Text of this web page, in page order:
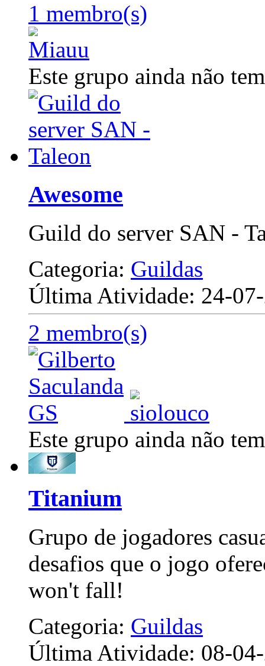
1 membro(s)
Este grupo ainda não
Awesome
Guild do server SAN -
Categoria: Guildas
Última Atividade: 24-
2 membro(s)
Este grupo ainda não
Titanium
Grupo de jogadores
desafios que o jogo
won't fall!
Categoria: Guildas
Última Atividade: 08-